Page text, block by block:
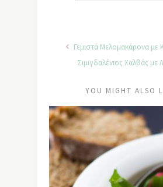
Γεμιστά Μελομακάρονα με
Σιμιγδαλένιος Χαλβάς με
YOU MIGHT ALSO